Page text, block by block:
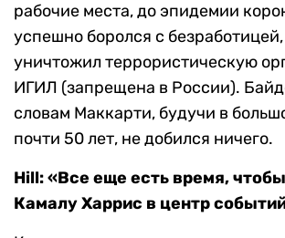
рабочие места, до эпидемии
успешно боролся с
уничтожил террористическую
ИГИЛ (запрещена в России).
словам Маккарти, будучи в
почти 50 лет, не добился ничего.
Hill: «Все еще есть время,
Камалу Харрис в центр